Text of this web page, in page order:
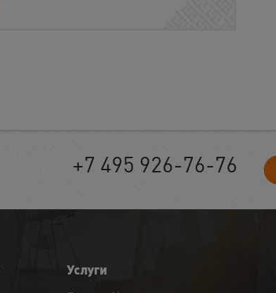
+7 495 926-76-76
Услуги